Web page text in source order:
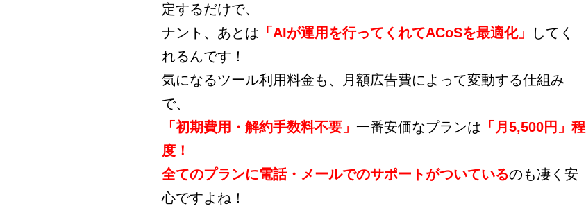
定するだけで、
ナント、あとは
「AIが運用を行ってくれてACoSを最適化」
してく
れるんです！
気になるツール利用料金も、月額広告費によって変動する仕組み
で、
「初期費用・解約手数料不要」 一番安価なプランは
「月5,500円」程
度！
全てのプランに電話・メールでのサポートがついているのも凄く安
心ですよね！